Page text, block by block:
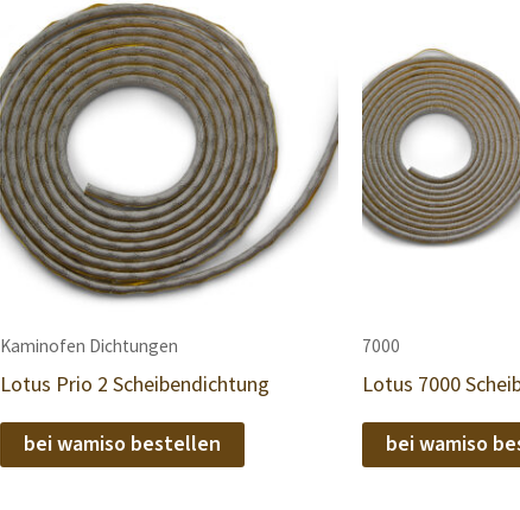
Kaminofen Dichtungen
Lotus Prio 2 Scheibendichtung
bei wamiso bestellen
7000
Lotus 7000
bei wamiso